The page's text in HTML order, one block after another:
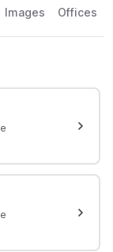
Images Offices